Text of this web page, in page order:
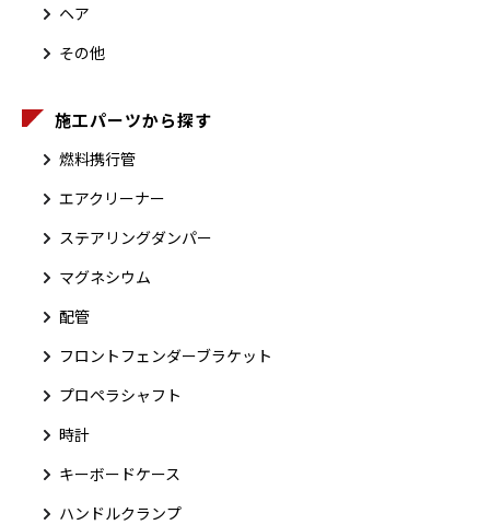
ヘア
その他
施工パーツから探す
燃料携行管
エアクリーナー
ステアリングダンパー
マグネシウム
配管
フロントフェンダーブラケット
プロペラシャフト
時計
キーボードケース
ハンドルクランプ